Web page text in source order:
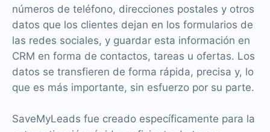
números de teléfono, direcciones postales y otros
datos que los clientes dejan en los formularios de
las redes sociales, y guardar esta información en
CRM en forma de contactos, tareas u ofertas. Los
datos se transfieren de forma rápida, precisa y, lo
que es más importante, sin esfuerzo por su parte.
SaveMyLeads fue creado específicamente para la